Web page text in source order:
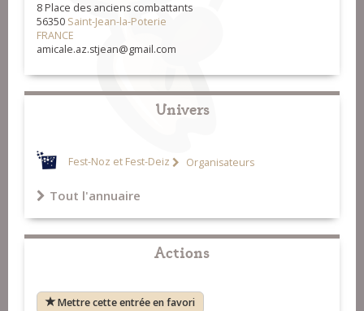
8 Place des anciens combattants
56350 Saint-Jean-la-Poterie
FRANCE
amicale.az.stjean@gmail.com
Univers
Fest-Noz et Fest-Deiz Organisateurs
Tout l'annuaire
Actions
Mettre cette entrée en favori